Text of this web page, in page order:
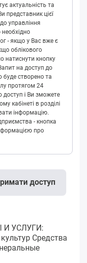
актуальність та
представник цієї
управління
- якщо у Вас вже є
облікового
натиснути кнопку
на доступ до
створено та
протягом 24
доступ і Ви зможете
кабінеті в розділі
інформацію.
- кнопка
про
доступ
УСЛУГИ:
Средства